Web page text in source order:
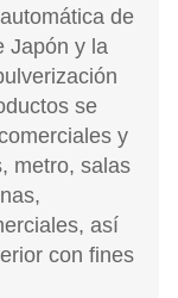
de
Japón y la
se
y
metro, salas
así
con fines